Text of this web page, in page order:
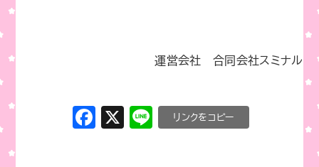
運営会社 合同会社スミナル
F
a
X Li
n
C
o